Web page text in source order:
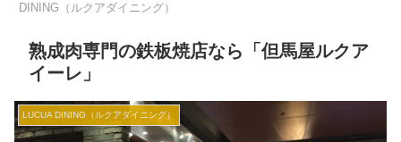
DINING（ルクアダイニング）
熟成肉専門の鉄板焼店なら「但馬屋ルクア
イーレ」
LUCUA DINING（ルクアダイニング）